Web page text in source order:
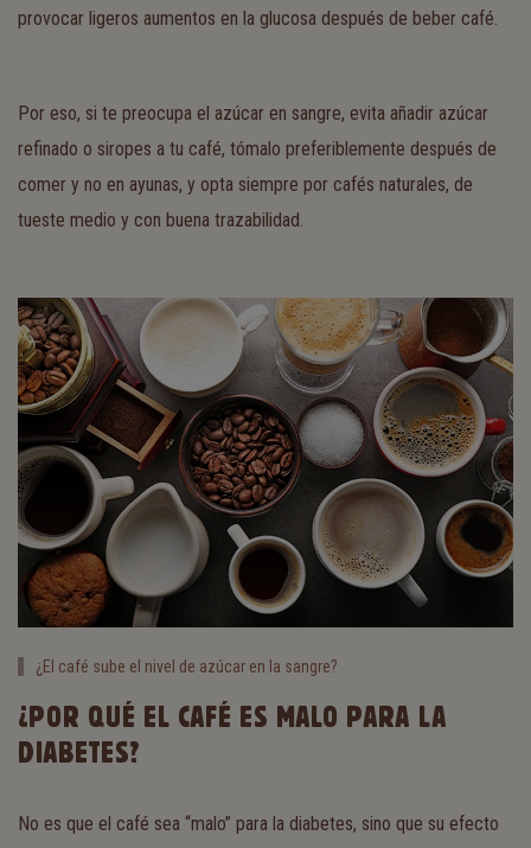
provocar ligeros aumentos en la glucosa después de beber café.
Por eso, si te preocupa el azúcar en sangre, evita añadir azúcar
refinado o siropes a tu café, tómalo preferiblemente después de
comer y no en ayunas, y opta siempre por cafés naturales, de
tueste medio y con buena trazabilidad.
¿El café sube el nivel de azúcar en la sangre?
¿POR QUÉ EL CAFÉ ES MALO PARA LA
DIABETES?
No es que el café sea “malo” para la diabetes, sino que su efecto